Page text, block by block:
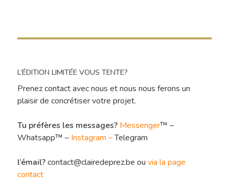
L’ÉDITION LIMITÉE VOUS TENTE?
Prenez contact avec nous et nous nous ferons un
plaisir de concrétiser votre projet.
Tu préfères les messages? Messenger™ –
Whatsapp™ – Instagram –Telegram
l’émail?contact@clairedeprez.be ou via la page
contact